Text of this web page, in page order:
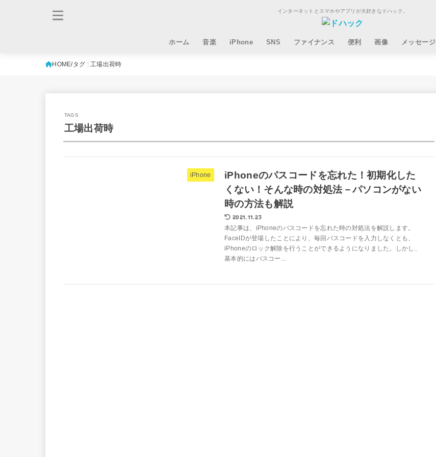
インターネットとスマホやアプリが大好きなドハック。
ホーム 音楽 iPhone SNS ファイナンス 便利 画像 メッセージ
HOME タグ : 工場出荷時
工場出荷時
iPhone
iPhoneのパスコードを忘れた！初期化した
くない！そんな時の対処法－パソコンがない
時の方法も解説
2021.11.23
本記事は、iPhoneのパスコードを忘れた時の対処法を解説します。
FaceIDが登場したことにより、毎回パスコードを入力しなくとも、
iPhoneのロック解除を行うことができるようになりました。しかし、
基本的にはパスコー...